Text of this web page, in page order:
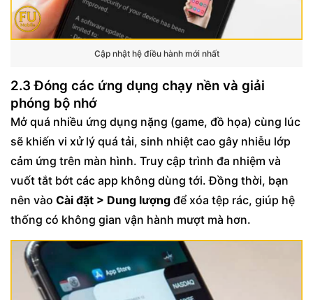
Cập nhật hệ điều hành mới nhất
2.3 Đóng các ứng dụng chạy nền và giải
phóng bộ nhớ
Mở quá nhiều ứng dụng nặng (game, đồ họa) cùng lúc
sẽ khiến vi xử lý quá tải, sinh nhiệt cao gây nhiễu lớp
cảm ứng trên màn hình. Truy cập trình đa nhiệm và
vuốt tắt bớt các app không dùng tới. Đồng thời, bạn
nên vào Cài đặt > Dung lượng để xóa tệp rác, giúp hệ
thống có không gian vận hành mượt mà hơn.